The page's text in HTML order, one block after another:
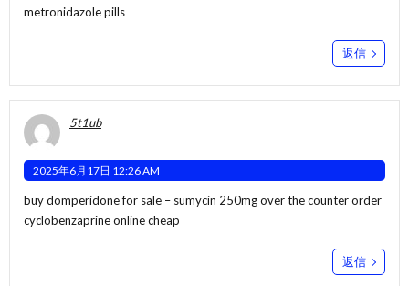
metronidazole pills
返信
5t1ub
2025年6月17日 12:26 AM
buy domperidone for sale – sumycin 250mg over the counterorder
cyclobenzaprine online cheap
返信